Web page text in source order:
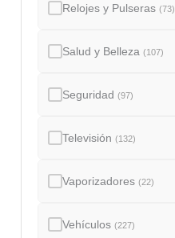
Relojes y Pulseras(73)
Salud y Belleza(107)
Seguridad(97)
Televisión(132)
Vaporizadores(22)
Vehículos(227)